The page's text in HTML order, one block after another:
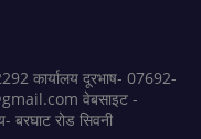
कार्यालय दूरभाष- 07692-
वेबसाइट -
रोड सिवनी